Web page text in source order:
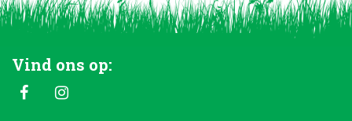
Vind ons op: